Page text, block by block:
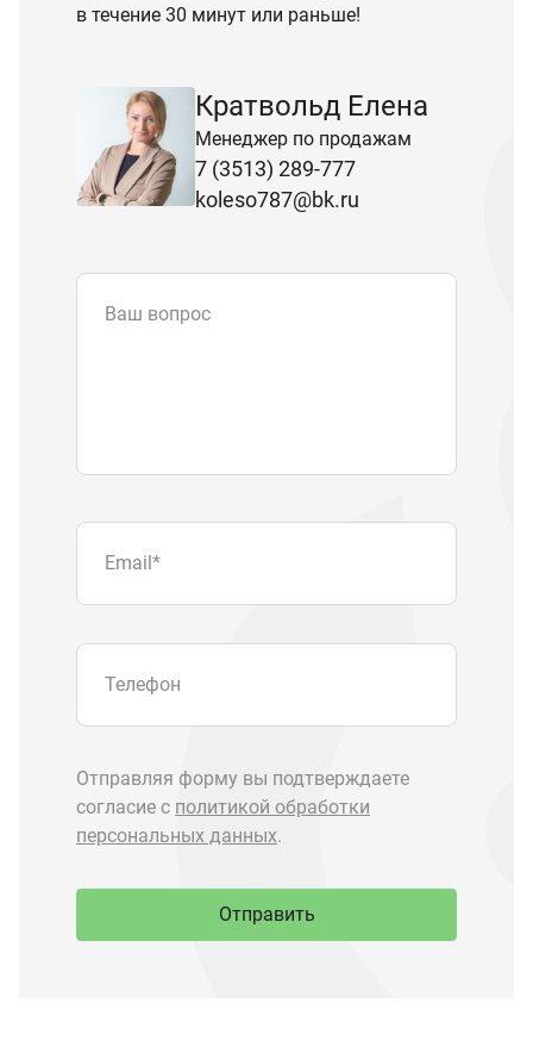
в течение 30 минут или раньше!
Кратвольд Елена
Менеджер по продажам
7 (3513) 289-777
koleso787@bk.ru
Ваш вопрос
Запчасти Урал
Запчасти Камаз
Спецпредложения